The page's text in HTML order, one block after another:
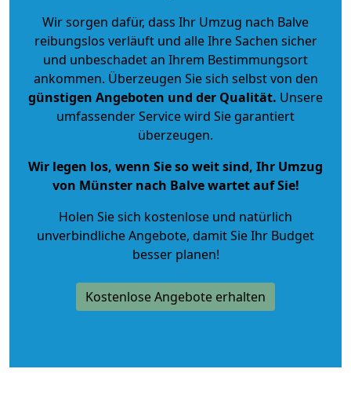
Wir sorgen dafür, dass Ihr Umzug nach Balve
reibungslos verläuft und alle Ihre Sachen sicher
und unbeschadet an Ihrem Bestimmungsort
ankommen. Überzeugen Sie sich selbst von den
günstigen Angeboten und der Qualität. Unsere
umfassender Service wird Sie garantiert
überzeugen.
Wir legen los, wenn Sie so weit sind, Ihr Umzug
von Münster nach Balve wartet auf Sie!
Holen Sie sich kostenlose und natürlich
unverbindliche Angebote, damit Sie Ihr Budget
besser planen!
Kostenlose Angebote erhalten